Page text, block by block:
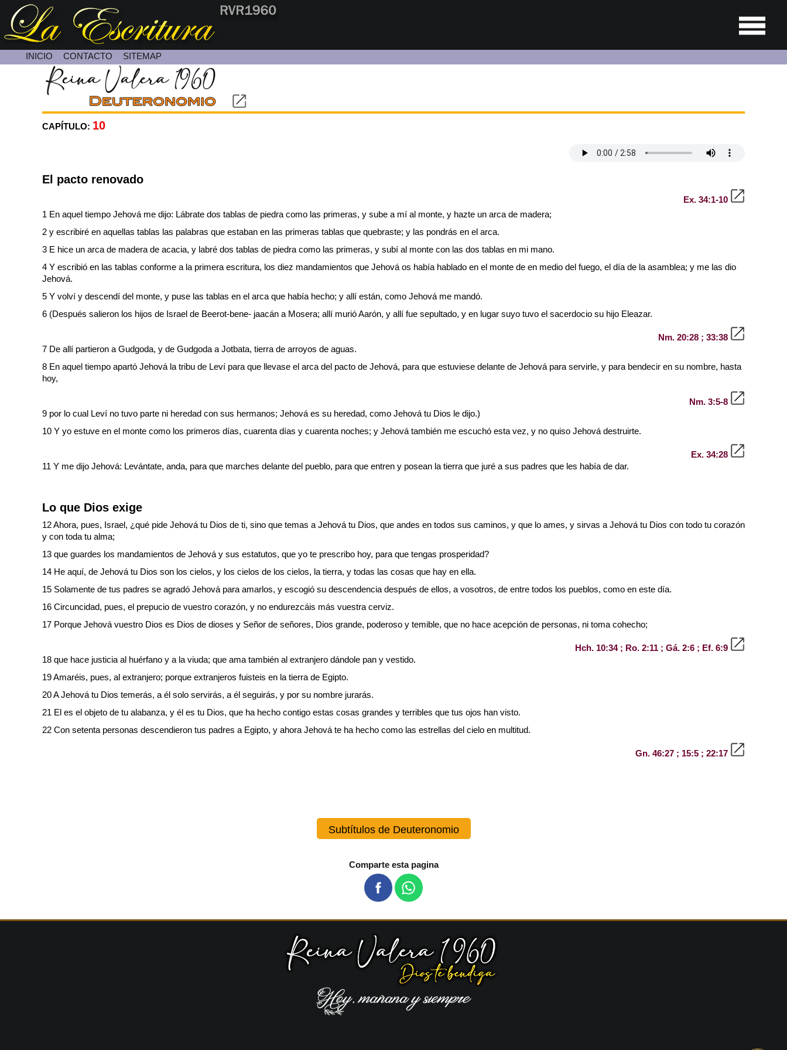
INICIO CONTACTO
Contacte con Nosotros
SITEMAP
CAPÍTULO: 10
El pacto renovado
Ex. 34:1-10
1 En aquel tiempo Jehová me dijo: Lábrate dos tablas de piedra como las primeras, y sube a mí al monte, y hazte un arca de madera;
2 y escribiré en aquellas tablas las palabras que estaban en las primeras tablas que quebraste; y las pondrás en el arca.
3 E hice un arca de madera de acacia, y labré dos tablas de piedra como las primeras, y subí al monte con las dos tablas en mi mano.
4 Y escribió en las tablas conforme a la primera escritura, los diez mandamientos que Jehová os había hablado en el monte de en medio del fuego, el día de la asamblea; y me las dio
Jehová.
5 Y volví y descendí del monte, y puse las tablas en el arca que había hecho; y allí están, como Jehová me mandó.
6 (Después salieron los hijos de Israel de Beerot-bene- jaacán a Mosera; allí murió Aarón, y allí fue sepultado, y en lugar suyo tuvo el sacerdocio su hijo Eleazar.
Nm. 20:28 ; 33:38
7 De allí partieron a Gudgoda, y de Gudgoda a Jotbata, tierra de arroyos de aguas.
8 En aquel tiempo apartó Jehová la tribu de Leví para que llevase el arca del pacto de Jehová, para que estuviese delante de Jehová para servirle, y para bendecir en su nombre, hasta
hoy,
Nm. 3:5-8
9 por lo cual Leví no tuvo parte ni heredad con sus hermanos; Jehová es su heredad, como Jehová tu Dios le dijo.)
10 Y yo estuve en el monte como los primeros días, cuarenta días y cuarenta noches; y Jehová también me escuchó esta vez, y no quiso Jehová destruirte.
Ex. 34:28
11 Y me dijo Jehová: Levántate, anda, para que marches delante del pueblo, para que entren y posean la tierra que juré a sus padres que les había de dar.
Lo que Dios exige
12 Ahora, pues, Israel, ¿qué pide Jehová tu Dios de ti, sino que temas a Jehová tu Dios, que andes en todos sus caminos, y que lo ames, y sirvas a Jehová tu Dios con todo tu corazón
y con toda tu alma;
13 que guardes los mandamientos de Jehová y sus estatutos, que yo te prescribo hoy, para que tengas prosperidad?
14 He aquí, de Jehová tu Dios son los cielos, y los cielos de los cielos, la tierra, y todas las cosas que hay en ella.
15 Solamente de tus padres se agradó Jehová para amarlos, y escogió su descendencia después de ellos, a vosotros, de entre todos los pueblos, como en este día.
16 Circuncidad, pues, el prepucio de vuestro corazón, y no endurezcáis más vuestra cerviz.
17 Porque Jehová vuestro Dios es Dios de dioses y Señor de señores, Dios grande, poderoso y temible, que no hace acepción de personas, ni toma cohecho;
Hch. 10:34 ; Ro. 2:11 ; Gá. 2:6 ; Ef. 6:9
18 que hace justicia al huérfano y a la viuda; que ama también al extranjero dándole pan y vestido.
19 Amaréis, pues, al extranjero; porque extranjeros fuisteis en la tierra de Egipto.
20 A Jehová tu Dios temerás, a él solo servirás, a él seguirás, y por su nombre jurarás.
21 El es el objeto de tu alabanza, y él es tu Dios, que ha hecho contigo estas cosas grandes y terribles que tus ojos han visto.
22 Con setenta personas descendieron tus padres a Egipto, y ahora Jehová te ha hecho como las estrellas del cielo en multitud.
Gn. 46:27 ; 15:5 ; 22:17
Subtítulos de Deuteronomio
Comparte esta pagina